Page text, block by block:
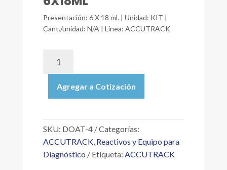
Presentación: 6 X 18 ml. | Unidad: KIT |
Cant./unidad: N/A | Línea: ACCUTRACK
NIVEL
TOXICOLÓGICOS
DE
ABUSO),
Agregar a Cotización
SKU: DOAT-4
Categorías:
ACCUTRACK, Reactivos y Equipo para
Diagnóstico
Etiqueta: ACCUTRACK